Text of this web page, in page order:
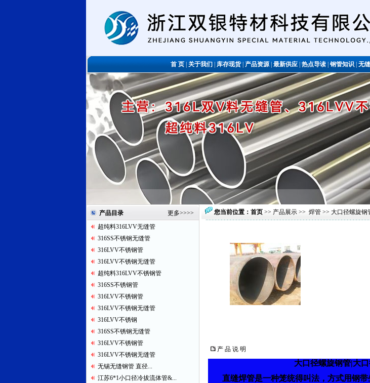
首 页关于我们库存现货|产品资源|最新供应|热点导读钢管知识无
不锈钢管
产品目录 更多>>>>
超纯料316LVV无缝管
316SS不锈钢无缝管
316LVV不锈钢管
316LVV不锈钢无缝管
超纯料316LVV不锈钢管
316SS不锈钢管
316LVV不锈钢管
316LVV不锈钢无缝管
316LVV不锈钢
316SS不锈钢无缝管
316LVV不锈钢管
316LVV不锈钢无缝管
无锡无缝钢管 直径...
江苏6*1小口径冷拔流体管&...
您当前位置： 首页 >> 产品展示 >> 焊管 >> 大口径螺旋钢
产 品 说 明
大口径螺旋钢管|大
直缝焊管是一种笼统得叫法，方式用钢